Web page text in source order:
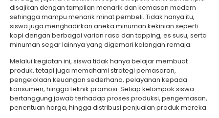
disajikan dengan tampilan menarik dan kemasan modern
sehingga mampu menarik minat pembeli. Tidak hanya itu,
siswa juga menghadirkan aneka minuman kekinian seperti
kopi dengan berbagai varian rasa dan topping, es susu, serta
minuman segar lainnya yang digemari kalangan remaja.
Melalui kegiatan ini, siswa tidak hanya belajar membuat
produk, tetapi juga memahami strategi pemasaran,
pengelolaan keuangan sederhana, pelayanan kepada
konsumen, hingga teknik promosi. Setiap kelompok siswa
bertanggung jawab terhadap proses produksi, pengemasan,
penentuan harga, hingga distribusi penjualan produk mereka.